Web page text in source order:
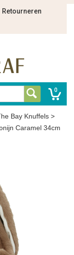
Retourneren
0
Bay Knuffels >
Caramel 34cm